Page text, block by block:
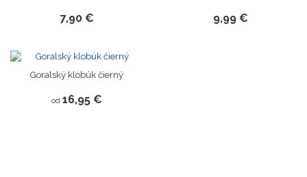
7,90 € 9,99 €
Goralský klobúk čierný
od 16,95 €